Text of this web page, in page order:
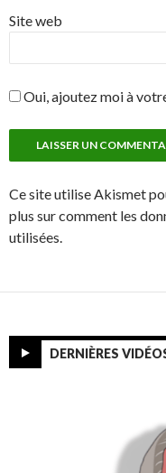
Site web
Oui, ajoutez moi à
Ce site utilise Akismet
plus sur comment les
utilisées.
DERNIÈRES